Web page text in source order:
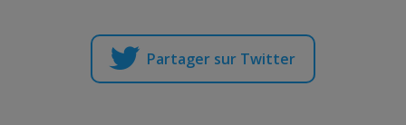
Partager sur Twitter